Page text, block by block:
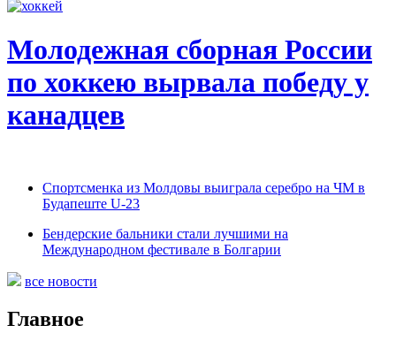
Молодежная сборная России
по хоккею вырвала победу у
канадцев
Спортсменка из Молдовы выиграла серебро на ЧМ в
Будапеште U-23
Бендерские бальники стали лучшими на
Международном фестивале в Болгарии
все новости
Главное